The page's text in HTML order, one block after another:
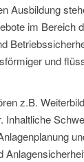
Ausbildung
im Bereich
und
z.B.
Inhaltliche